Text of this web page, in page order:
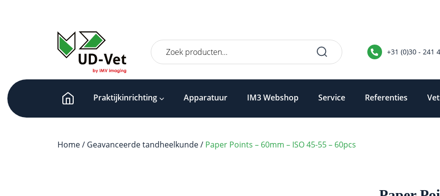
Zoeken
naar:
+31 (0)30 - 241
Praktijkinrichting Apparatuur IM3 Webshop Service Referenties
Home/ Geavanceerde tandheelkunde/ Paper Points – 60mm – ISO 45-55 – 60pcs